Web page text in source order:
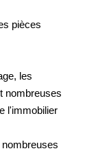
pièces
les
nombreuses
l'immobilier